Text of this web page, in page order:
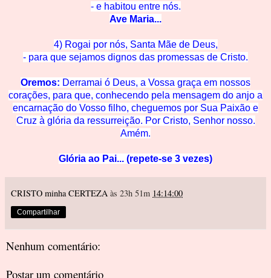
- e habitou entre nós.
Ave Maria...
4) Rogai por nós, Santa Mãe de Deus,
- para que sejamos dignos das promessas de Cristo.
Oremos: Derramai ó Deus, a Vossa graça em nossos
corações, para que, conhecendo pela mensagem do anjo a
encarnação do Vosso filho, cheguemos por Sua Paixão e
Cruz à glória da ressurreição. Por Cristo, Senhor nosso.
Amém.
Glória ao Pai... (repete-se 3 vezes)
CRISTO minha CERTEZA às 23h 51m 14:14:00
Compartilhar
Nenhum comentário:
Postar um comentário